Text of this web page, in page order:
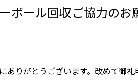
ボール回収ご協力のお
りがとうございます。改めて御礼